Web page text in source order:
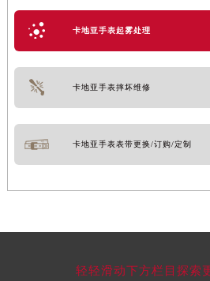
卡地亚手表起雾处理
卡地亚手表摔坏维修
卡地亚手表表带更换/订购/定制
轻轻滑动下方栏目探索